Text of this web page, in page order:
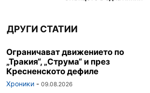
ДРУГИ СТАТИИ
Ограничават движението по
„Тракия“, „Струма“ и през
Кресненското дефиле
Хроники - 09.08.2026